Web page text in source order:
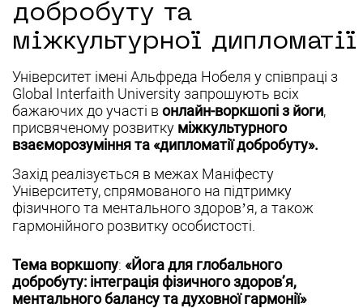
добробуту та
міжкультурної дипломатії
Університет імені Альфреда Нобеля у співпраці з
Global Interfaith University запрошують всіх
бажаючих до участі в онлайн-воркшопі з йоги,
присвяченому розвитку міжкультурного
взаєморозуміння та «дипломатії добробуту».
Захід реалізується в межах Маніфесту
Університету, спрямованого на підтримку
фізичного та ментального здоров’я, а також
гармонійного розвитку особистості.
Тема воркшопу: «Йога для глобального
добробуту: інтеграція фізичного здоров’я,
ментального балансу та духовної гармонії»